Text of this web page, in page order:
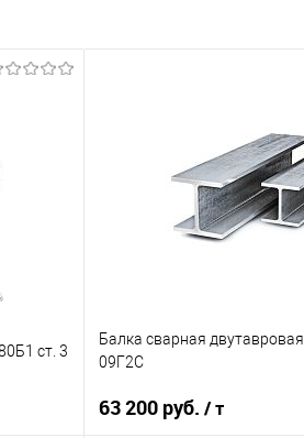
ст. 3
Балка сварная
09Г2С
63 200 руб. / т